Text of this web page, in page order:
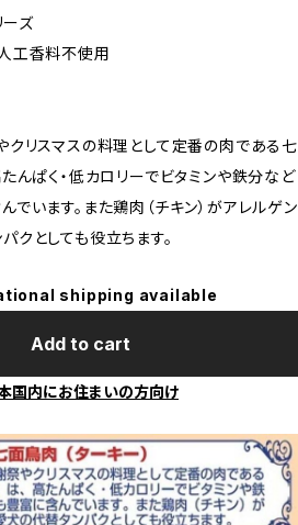
ーズ
工香料不使用
クリスマスの料理として定番の肉である七
たんぱく・低カロリーでビタミンや鉄分など
でいます。また鶏肉（チキン）がアレルゲン
クとしても役立ちます。
shipping available
Add to cart
国内にお住まいの方向け